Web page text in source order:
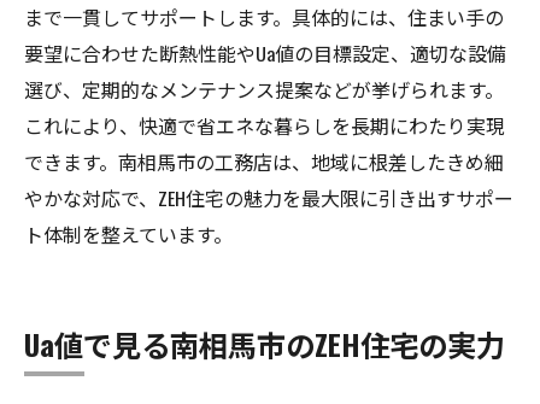
まで一貫してサポートします。具体的には、住まい手の
要望に合わせた断熱性能やUa値の目標設定、適切な設備
選び、定期的なメンテナンス提案などが挙げられます。
これにより、快適で省エネな暮らしを長期にわたり実現
できます。南相馬市の工務店は、地域に根差したきめ細
やかな対応で、ZEH住宅の魅力を最大限に引き出すサポー
ト体制を整えています。
Ua値で見る南相馬市のZEH住宅の実力